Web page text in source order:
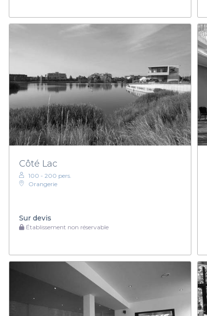
Côté Lac
100 - 200 pers.
Orangerie
Sur devis
Établissement non réservable